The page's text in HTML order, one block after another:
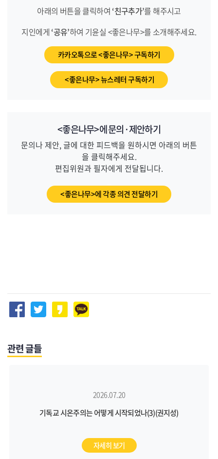
아래의 버튼을 클릭하여 ‘친구추가’를 해주시고
지인에게 ‘공유’하여 기윤실 <좋은나무>를 소개해주세요.
카카오톡으로 <좋은나무> 구독하기
<좋은나무> 뉴스레터 구독하기
<좋은나무>에 문의·제안하기
문의나 제안, 글에 대한 피드백을 원하시면 아래의 버튼
을 클릭해주세요.
편집위원과 필자에게 전달됩니다.
<좋은나무>에 각종 의견 전달하기
관련 글들
2026.07.20
기독교 시온주의는 어떻게 시작되었나(3)(권지성)
자세히 보기